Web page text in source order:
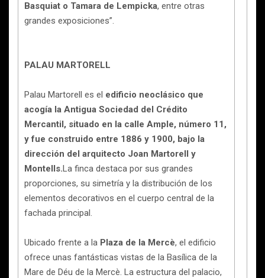
Basquiat o Tamara de Lempicka, entre otras
grandes exposiciones”.
PALAU MARTORELL
Palau Martorell es el edificio neoclásico que
acogía la Antigua Sociedad del Crédito
Mercantil, situado en la calle Ample, número 11,
y fue construido entre 1886 y 1900, bajo la
dirección del arquitecto Joan Martorell y
Montells.La finca destaca por sus grandes
proporciones, su simetría y la distribución de los
elementos decorativos en el cuerpo central de la
fachada principal.
Ubicado frente a la Plaza de la Mercè, el edificio
ofrece unas fantásticas vistas de la Basílica de la
Mare de Déu de la Mercè. La estructura del palacio,